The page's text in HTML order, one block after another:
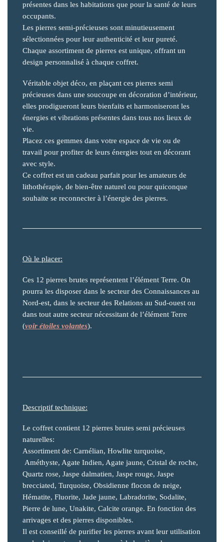
présentes dans les habitations que pour la santé de leurs
occupants.
Les pierres semi-précieuses sont minutieusement
sélectionnées pour leur authenticité et leur pureté.
Chaque assortiment de pierres est unique, offrant un
design personnalisé à chaque coffret.
Véritable objet déco, en plaçant ces pierres semi
précieuses dans une soucoupe en décoration d’intérieur,
elles prodigueront leurs bienfaits et harmoniseront les
énergies et vibrations présentes dans tous nos lieux de
vie.
Placez ces gemmes dans votre espace de vie ou de
travail pour profiter de leurs énergies tout en décorant
avec style.
Ce coffret est un cadeau parfait pour les amateurs de
lithothérapie, de bien-être naturel ou pour quiconque
souhaite se reconnecter à l’énergie des pierres.
Où le placer:
Ces 12 pierres brutes représentent l’élément Terre. On
pourra les disposer dans le secteur des Connaissances au
Nord-est, dans le secteur des Relations au Sud-ouest ou
dans tout autre secteur nécessitant de l’élément Terre
(voir étoiles volantes).
Descriptif technique:
Le coffret contient 12 pierres brutes semi précieuses
naturelles:
Assortiment de: Carnélian, Howlite turquoise,
Améthyste, Agate Indien, Agate jaune, Cristal de roche,
Quartz rose, Jaspe dalmatien, Jaspe rouge, Jaspe
brecciated, Turquoise, Obsidienne flocon de neige,
Hématite, Fluorite, Jade jaune, Labradorite, Sodalite,
Pierre de lune, Unakite, Calcite orange. En fonction des
arrivages et des pierres disponibles.
Il est conseillé de purifier les pierres avant leur utilisation